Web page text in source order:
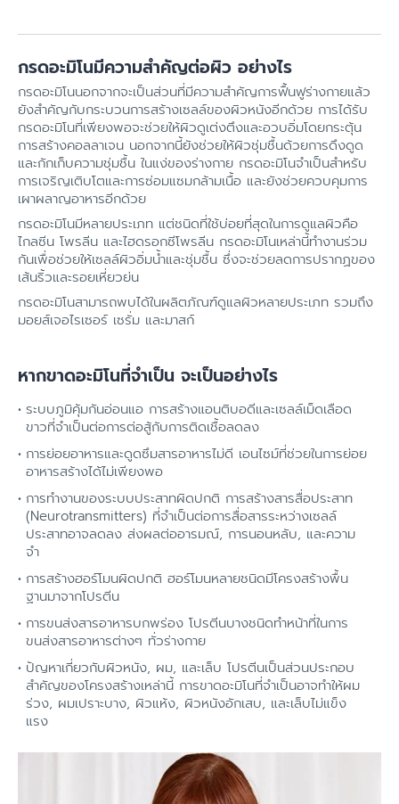
กรดอะมิโนมีความสำคัญต่อผิว อย่างไร
กรดอะมิโนนอกจากจะเป็นส่วนที่มีความสำคัญการฟื้นฟูร่างกายแล้ว
ยังสำคัญกับกระบวนการสร้างเซลล์ของผิวหนังอีกด้วย การได้รับ
กรดอะมิโนที่เพียงพอจะช่วยให้ผิวดูเต่งตึงและอวบอิ่มโดยกระตุ้น
การสร้างคอลลาเจน นอกจากนี้ยังช่วยให้ผิวชุ่มชื้นด้วยการดึงดูด
และกักเก็บความชุ่มชื้น ในแง่ของร่างกาย กรดอะมิโนจำเป็นสำหรับ
การเจริญเติบโตและการซ่อมแซมกล้ามเนื้อ และยังช่วยควบคุมการ
เผาผลาญอาหารอีกด้วย
กรดอะมิโนมีหลายประเภท แต่ชนิดที่ใช้บ่อยที่สุดในการดูแลผิวคือ
ไกลซีน โพรลีน และไฮดรอกซีโพรลีน กรดอะมิโนเหล่านี้ทำงานร่วม
กันเพื่อช่วยให้เซลล์ผิวอิ่มน้ำและชุ่มชื้น ซึ่งจะช่วยลดการปรากฏของ
เส้นริ้วและรอยเหี่ยวย่น
กรดอะมิโนสามารถพบได้ในผลิตภัณฑ์ดูแลผิวหลายประเภท รวมถึง
มอยส์เจอไรเซอร์ เซรั่ม และมาสก์
หากขาดอะมิโนที่จำเป็น จะเป็นอย่างไร
ระบบภูมิคุ้มกันอ่อนแอ การสร้างแอนติบอดีและเซลล์เม็ดเลือด
ขาวที่จำเป็นต่อการต่อสู้กับการติดเชื้อลดลง
การย่อยอาหารและดูดซึมสารอาหารไม่ดี เอนไซม์ที่ช่วยในการย่อย
อาหารสร้างได้ไม่เพียงพอ
การทำงานของระบบประสาทผิดปกติ การสร้างสารสื่อประสาท
(Neurotransmitters) ที่จำเป็นต่อการสื่อสารระหว่างเซลล์
ประสาทอาจลดลง ส่งผลต่ออารมณ์, การนอนหลับ, และความ
จำ
การสร้างฮอร์โมนผิดปกติ ฮอร์โมนหลายชนิดมีโครงสร้างพื้น
ฐานมาจากโปรตีน
การขนส่งสารอาหารบกพร่อง โปรตีนบางชนิดทำหน้าที่ในการ
ขนส่งสารอาหารต่างๆ ทั่วร่างกาย
ปัญหาเกี่ยวกับผิวหนัง, ผม, และเล็บ โปรตีนเป็นส่วนประกอบ
สำคัญของโครงสร้างเหล่านี้ การขาดอะมิโนที่จำเป็นอาจทำให้ผม
ร่วง, ผมเปราะบาง, ผิวแห้ง, ผิวหนังอักเสบ, และเล็บไม่แข็ง
แรง